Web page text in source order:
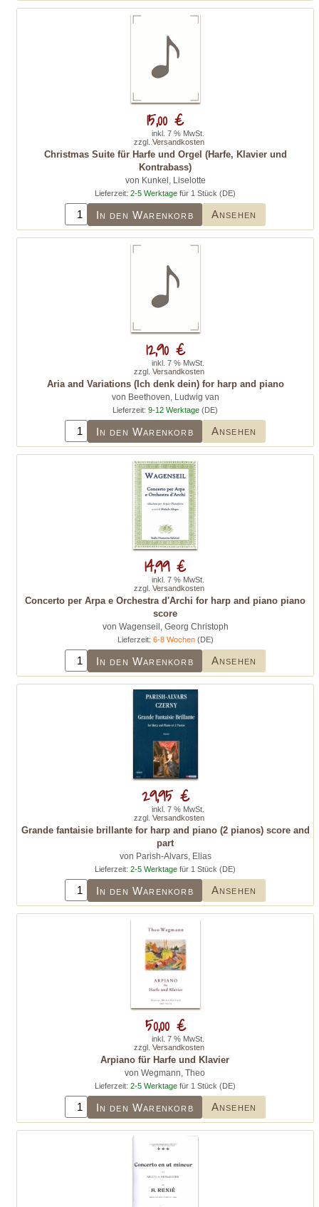
Christmas Suite für Harfe und Orgel (Harfe, Klavier und
Kontrabass)
von Kunkel, Liselotte
Lieferzeit: 2-5 Werktage für 1 Stück (DE)
In den Warenkorb Ansehen
15,00 €
inkl. 7 % MwSt.
zzgl. Versandkosten
Aria and Variations (Ich denk dein) for harp and piano
von Beethoven, Ludwig van
Lieferzeit: 9-12 Werktage (DE)
In den Warenkorb Ansehen
12,90 €
inkl. 7 % MwSt.
zzgl. Versandkosten
Concerto per Arpa e Orchestra d'Archi for harp and piano piano
score
von Wagenseil, Georg Christoph
Lieferzeit: 6-8 Wochen(DE)
In den Warenkorb Ansehen
14,99 €
inkl. 7 % MwSt.
zzgl. Versandkosten
Grande fantaisie brillante for harp and piano (2 pianos) score and
part
von Parish-Alvars, Elias
Lieferzeit: 2-5 Werktage für 1 Stück (DE)
In den Warenkorb Ansehen
29,95 €
inkl. 7 % MwSt.
zzgl. Versandkosten
Arpiano für Harfe und Klavier
von Wegmann, Theo
Lieferzeit: 2-5 Werktagefür 1 Stück (DE)
In den Warenkorb Ansehen
50,00 €
inkl. 7 % MwSt.
zzgl. Versandkosten